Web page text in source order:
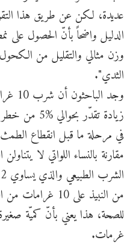
عديدة، لكن عن طريق هذا
الدليل واضحاً بأنّ الحصول على
وزن مثالي والتقليل من
الثدي".
وجد
زيادة تقدّر
مقارنة بالنساء اللواتي لا
من النبيذ على
غرمات.